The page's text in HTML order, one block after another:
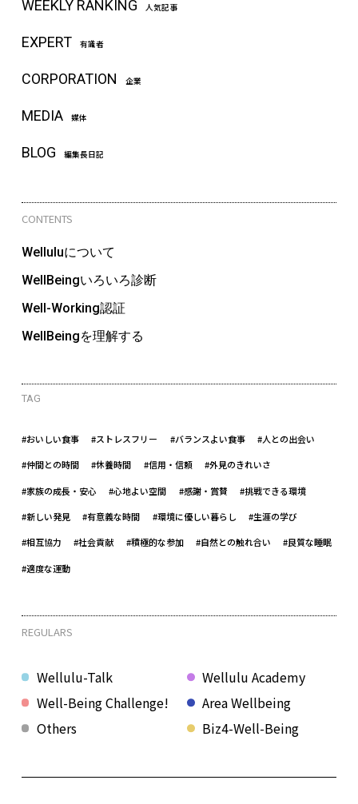
WEEKLY RANKING 人気記事
EXPERT 有識者
CORPORATION 企業
MEDIA 媒体
BLOG 編集長日記
CONTENTS
Welluluについて
WellBeingいろいろ診断
Well-Working認証
WellBeingを理解する
TAG
#おいしい食事 #ストレスフリー #バランスよい食事 #人との出会い
#仲間との時間 #休養時間 #信用・信頼 #外見のきれいさ
#家族の成長・安心 #心地よい空間 #感謝・賞賛 #挑戦できる環境
#新しい発見 #有意義な時間 #環境に優しい暮らし #生涯の学び
#相互協力 #社会貢献 #積極的な参加 #自然との触れ合い #良質な睡眠
#適度な運動
REGULARS
Wellulu-Talk
Well-Being Challenge!
Biz4-Well-Being
Wellulu Academy
Area Wellbeing
Others